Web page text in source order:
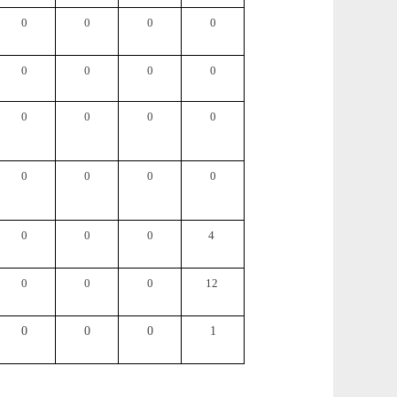
0 0 0 0
0 0 0 0
0 0 0 0
0 0 0 0
0 0 0 4
0 0 0 12
0 0 0 1